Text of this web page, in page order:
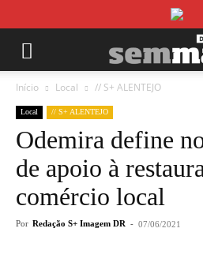
Início Local // S+ ALENTEJO
Local // S+ ALENTEJO
Odemira define
de apoio à
comércio local
Por Redação S+ Imagem DR - 07/06/2021